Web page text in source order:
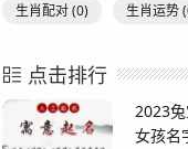
生肖配对(0) 生肖运势
点击排行
2023
女孩名